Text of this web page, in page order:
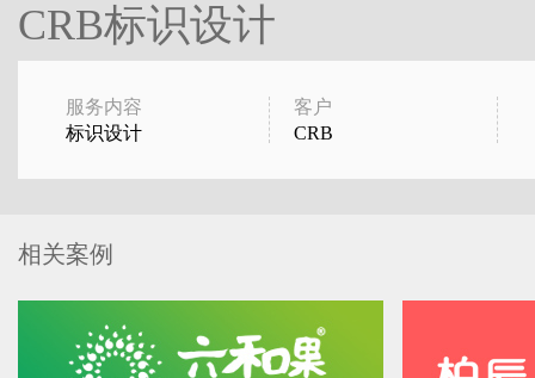
CRB标识设计
服务内容
标识设计
客户
CRB
相关案例